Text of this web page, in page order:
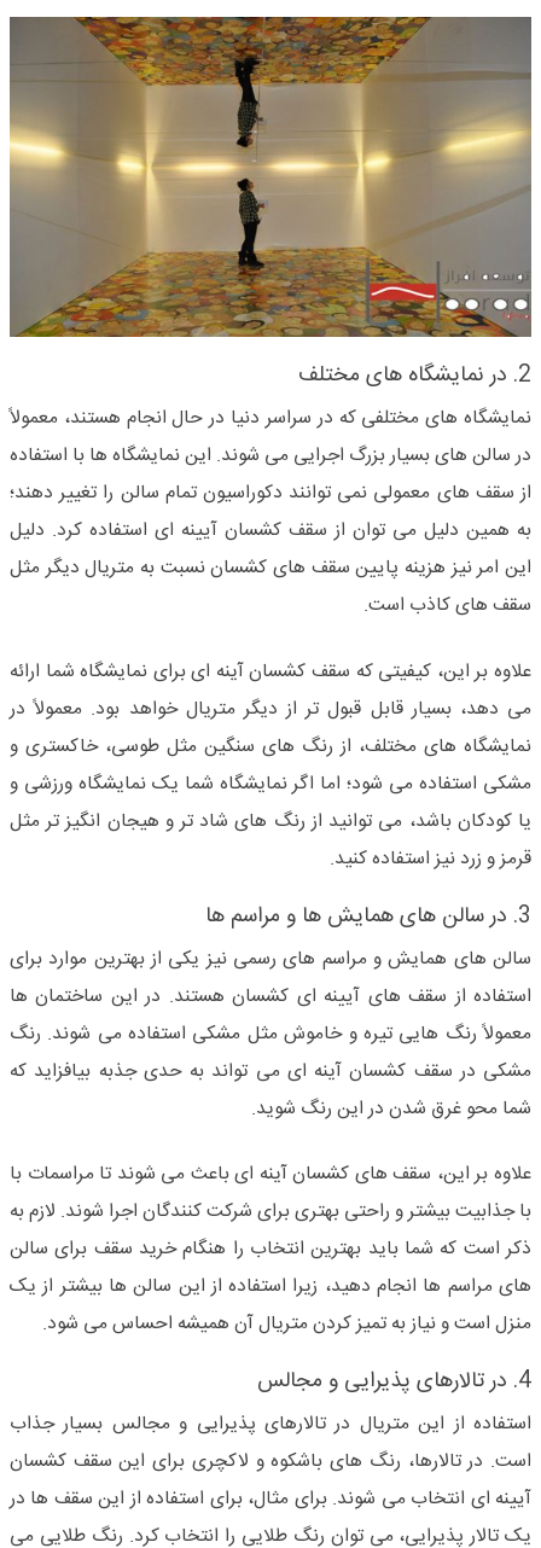
2. در نمایشگاه های مختلف
نمایشگاه های مختلفی که در سراسر دنیا در حال انجام هستند، معمولاً
در سالن های بسیار بزرگ اجرایی می شوند. این نمایشگاه ها با استفاده
از سقف های معمولی نمی توانند دکوراسیون تمام سالن را تغییر دهند؛
به همین دلیل می توان از سقف کشسان آیینه ای استفاده کرد. دلیل
این امر نیز هزینه پایین سقف های کشسان نسبت به متریال دیگر مثل
سقف های کاذب است.
علاوه بر این، کیفیتی که سقف کشسان آینه ای برای نمایشگاه شما ارائه
می دهد، بسیار قابل قبول تر از دیگر متریال خواهد بود. معمولاً در
نمایشگاه های مختلف، از رنگ های سنگین مثل طوسی، خاکستری و
مشکی استفاده می شود؛ اما اگر نمایشگاه شما یک نمایشگاه ورزشی و
یا کودکان باشد، می توانید از رنگ های شاد تر و هیجان انگیز تر مثل
قرمز و زرد نیز استفاده کنید.
3. در سالن های همایش ها و مراسم ها
سالن های همایش و مراسم های رسمی نیز یکی از بهترین موارد برای
استفاده از سقف های آیینه ای کشسان هستند. در این ساختمان ها
معمولاً رنگ هایی تیره و خاموش مثل مشکی استفاده می شوند. رنگ
مشکی در سقف کشسان آینه ای می تواند به حدی جذبه بیافزاید که
شما محو غرق شدن در این رنگ شوید.
علاوه بر این، سقف های کشسان آینه ای باعث می شوند تا مراسمات با
با جذابیت بیشتر و راحتی بهتری برای شرکت کنندگان اجرا شوند. لازم به
ذکر است که شما باید بهترین انتخاب را هنگام خرید سقف برای سالن
های مراسم ها انجام دهید، زیرا استفاده از این سالن ها بیشتر از یک
منزل است و نیاز به تمیز کردن متریال آن همیشه احساس می شود.
4. در تالارهای پذیرایی و مجالس
استفاده از این متریال در تالارهای پذیرایی و مجالس بسیار جذاب
است. در تالارها، رنگ های باشکوه و لاکچری برای این سقف کشسان
آیینه ای انتخاب می شوند. برای مثال، برای استفاده از این سقف ها در
یک تالار پذیرایی، می توان رنگ طلایی را انتخاب کرد. رنگ طلایی می